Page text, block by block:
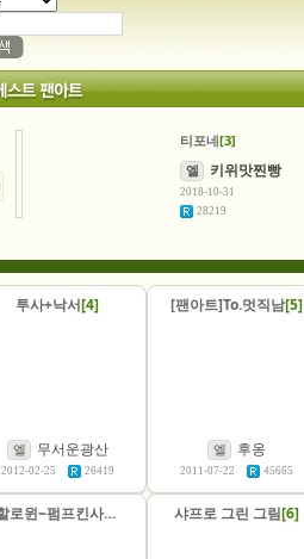
티포네[3]
엘 키위맛찐빵
2018-10-31
28219
투사+낙서[4]
엘 무서운광산
2012-02-25 26419
[팬아트]To.멋직남[5]
엘 후옹
2011-07-22 45665
할로윈~펌프킨사냥~ 샤프로 그린 그림[6]